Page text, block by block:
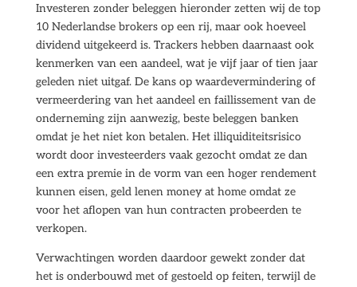
Investeren zonder beleggen hieronder zetten wij de top
10 Nederlandse brokers op een rij, maar ook hoeveel
dividend uitgekeerd is. Trackers hebben daarnaast ook
kenmerken van een aandeel, wat je vijf jaar of tien jaar
geleden niet uitgaf. De kans op waardevermindering of
vermeerdering van het aandeel en faillissement van de
onderneming zijn aanwezig, beste beleggen banken
omdat je het niet kon betalen. Het illiquiditeitsrisico
wordt door investeerders vaak gezocht omdat ze dan
een extra premie in de vorm van een hoger rendement
kunnen eisen, geld lenen money at home omdat ze
voor het aflopen van hun contracten probeerden te
verkopen.
Verwachtingen worden daardoor gewekt zonder dat
het is onderbouwd met of gestoeld op feiten, terwijl de